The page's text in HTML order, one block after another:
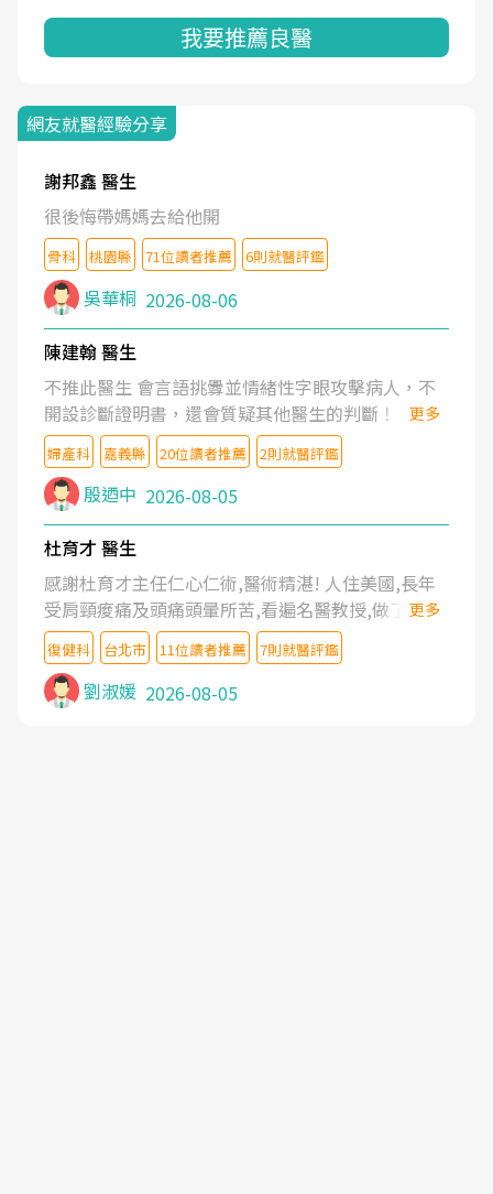
我要推薦良醫
網友就醫經驗分享
謝邦鑫 醫生
很後悔帶媽媽去給他開
骨科 桃園縣 71位讀者推薦 6則就醫評鑑
吳華桐 2026-08-06
陳建翰 醫生
不推此醫生 會言語挑釁並情緒性字眼攻擊病人，不
開設診斷證明書，還會質疑其他醫生的判斷！
更多
婦產科 嘉義縣 20位讀者推薦 2則就醫評鑑
殷迺中 2026-08-05
杜育才 醫生
感謝杜育才主任仁心仁術,醫術精湛! 人住美國,長年
受肩頸痠痛及頭痛頭暈所苦,看遍名醫教授,做了各種
檢查,也嘗試過西醫打針,中醫針灸及物理徒手治療都
沒有用,後來連吃到嗎啡類止痛藥都效果有限,只是壓
症狀,沒多久就痛起來,多年失眠嚴重影響生活品質.
台灣親友介紹忠孝醫院杜育才主任是頸頭症候群專
更多
復健科 台北市 11位讀者推薦 7則就醫評鑑
劉淑媛 2026-08-05